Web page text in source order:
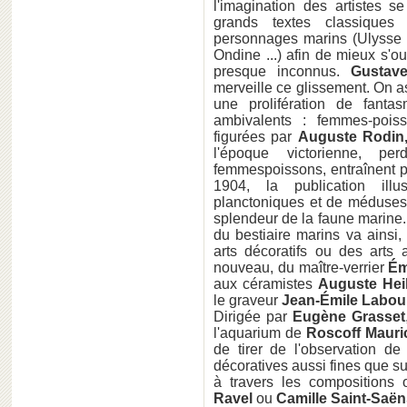
l'imagination des artistes
grands textes
personnages marins
Ondine ...) afin de mieux
presque inconnus.
merveille ce glissement. On
une prolifération de
ambivalents : femmes-
figurées par Auguste
l'époque victorienne,
femmespoissons, entraînent
1904, la publication
planctoniques et de
splendeur de la faune
du bestiaire marins va
arts décoratifs ou des arts
nouveau, du maître-verrier
aux céramistes Auguste
le graveur Jean-Émile
Dirigée par Eugène Grasset
l'aquarium de Roscoff
de tirer de l'observation de
décoratives aussi fines que
à travers les compositions
Ravel ou Camille Saint-